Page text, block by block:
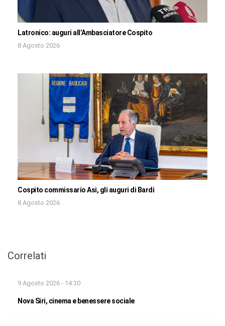
Latronico: auguri all’Ambasciatore Cospito
8 Agosto 2026
Cospito commissario Asi, gli auguri di Bardi
8 Agosto 2026
Correlati
9 Agosto 2026 - 14:30
Nova Siri, cinema e benessere sociale